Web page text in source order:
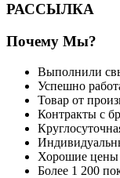
РАССЫЛКА
Почему Мы?
Выполнили
Успешно
Товар от
Контракты с
Хорошие
Более 1 200